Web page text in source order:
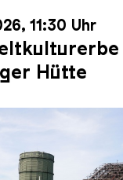
11:30 Uhr
Hütte